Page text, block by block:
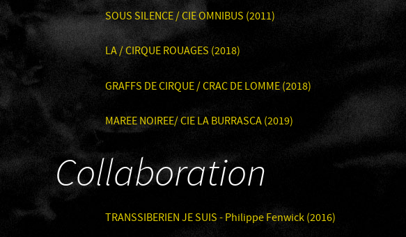
SOUS SILENCE / CIE OMNIBUS (2011)
LA / CIRQUE ROUAGES (2018)
GRAFFS DE CIRQUE / CRAC DE LOMME (2018)
MAREE NOIREE/ CIE LA BURRASCA (2019)
Collaboration
TRANSSIBERIEN JE SUIS - Philippe Fenwick (2016)